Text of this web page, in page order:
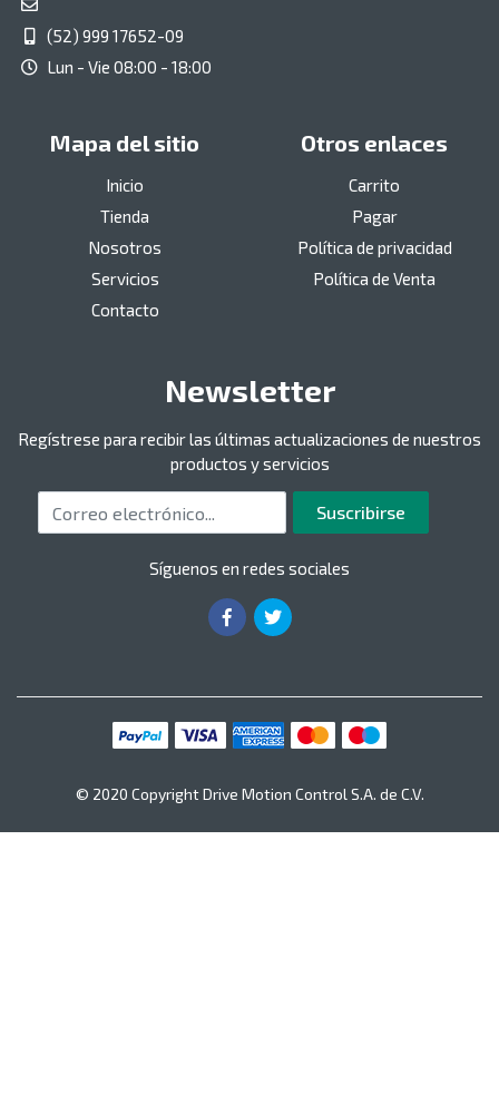
(52) 999 17652-09
Lun - Vie 08:00 - 18:00
Mapa del sitio
Inicio
Tienda
Nosotros
Servicios
Contacto
Otros enlaces
Carrito
Pagar
Política de privacidad
Política de Venta
Newsletter
Regístrese para recibir las últimas actualizaciones de nuestros
productos y servicios
Correo electrónico Suscribirse
Síguenos en redes sociales
© 2020 Copyright Drive Motion Control S.A. de C.V.